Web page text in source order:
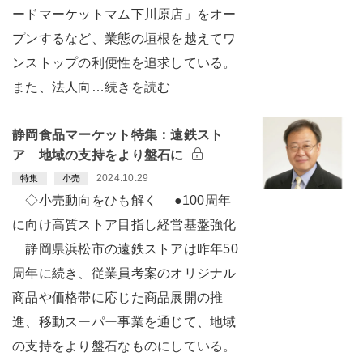
ードマーケットマム下川原店」をオー
プンするなど、業態の垣根を越えてワ
ンストップの利便性を追求している。
また、法人向…続きを読む
静岡食品マーケット特集：遠鉄スト
ア 地域の支持をより盤石に
特集 小売 2024.10.29
◇小売動向をひも解く ●100周年
に向け高質ストア目指し経営基盤強化
静岡県浜松市の遠鉄ストアは昨年50
周年に続き、従業員考案のオリジナル
商品や価格帯に応じた商品展開の推
進、移動スーパー事業を通じて、地域
の支持をより盤石なものにしている。